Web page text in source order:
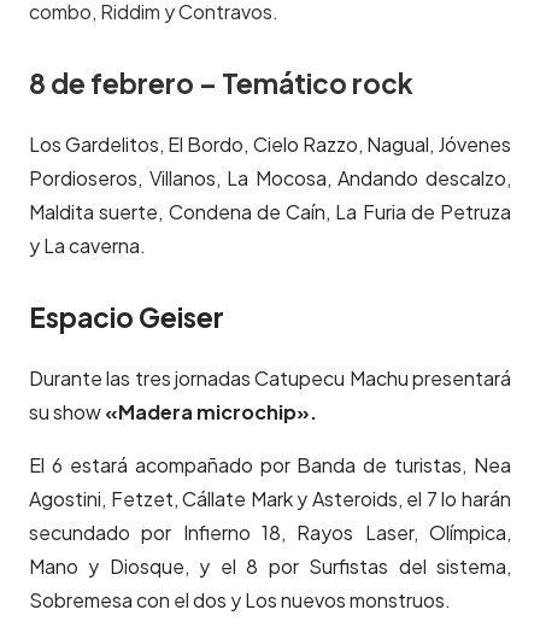
combo, Riddim y Contravos.
8 de febrero – Temático rock
Los Gardelitos, El Bordo, Cielo Razzo, Nagual, Jóvenes
Pordioseros, Villanos, La Mocosa, Andando descalzo,
Maldita suerte, Condena de Caín, La Furia de Petruza
y La caverna.
Espacio Geiser
Durante las tres jornadas Catupecu Machu presentará
su show«Madera microchip».
El 6 estará acompañado por Banda de turistas, Nea
Agostini, Fetzet, Cállate Mark y Asteroids, el 7 lo harán
secundado por Infierno 18, Rayos Laser, Olímpica,
Mano y Diosque, y el 8 por Surfistas del sistema,
Sobremesa con el dos y Los nuevos monstruos.